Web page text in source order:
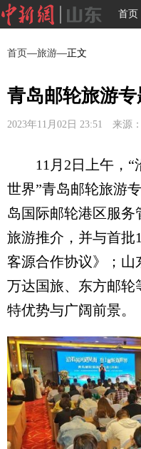
首页
首页—旅游—正文
青岛邮轮旅游
2023年11月02日 23:51 来源
11月2日上午，“
世界”青岛邮轮旅游
岛国际邮轮港区服
旅游推介，并与首批
客源合作协议》；山
万达国旅、东方邮轮
特优势与广阔前景。